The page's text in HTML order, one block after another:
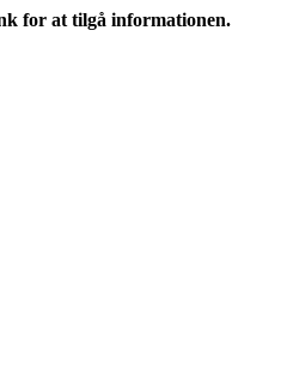
for at tilgå informationen.